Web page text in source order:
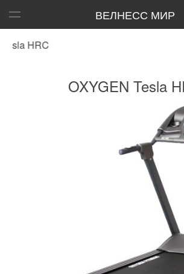
ВЕЛНЕСС МИР
HRC
OXYGEN Tesla